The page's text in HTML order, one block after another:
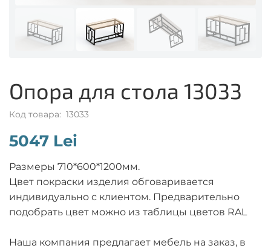
Опора для стола 13033
Код товара: 13033
5047 Lei
Размеры 710*600*1200мм.
Цвет покраски изделия обговаривается
индивидуально с клиентом. Предварительно
подобрать цвет можно из таблицы цветов RAL
Наша компания предлагает мебель на заказ, в